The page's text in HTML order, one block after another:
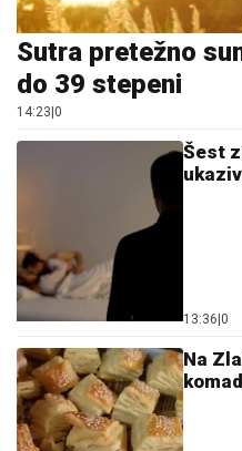
Sutra pretežno
do 39 stepeni
14:23 0
Šest
13:36 0
Na